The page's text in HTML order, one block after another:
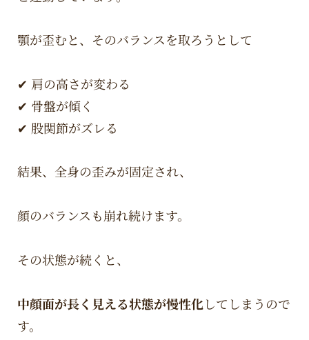
顎が歪むと、そのバランスを取ろうとして
✔ 肩の高さが変わる
✔ 骨盤が傾く
✔ 股関節がズレる
結果、全身の歪みが固定され、
顔のバランスも崩れ続けます。
その状態が続くと、
中顔面が長く見える状態が慢性化してしまうので
す。